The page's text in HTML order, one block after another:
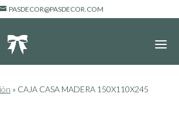
PASDECOR@PASDECOR.COM
» CAJA CASA MADERA 150X110X245